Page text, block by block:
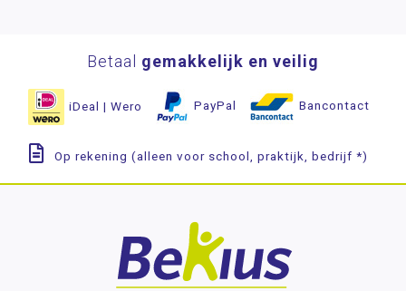
Betaal gemakkelijk en veilig
iDeal | Wero PayPal Bancontact
Op rekening (alleen voor school, praktijk, bedrijf *)